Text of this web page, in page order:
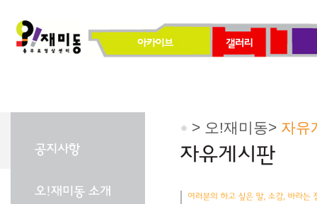
> 오!재미동> 자유